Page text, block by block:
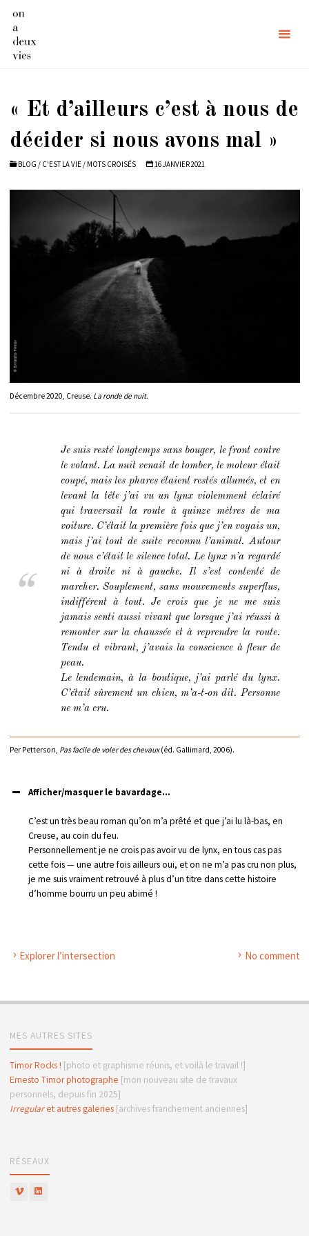
content
« Et d’ailleurs c’est à nous de
décider si nous avons mal »
BLOG / C'EST LA VIE / MOTS CROISÉS 16 JANVIER 2021
Décembre 2020, Creuse. La ronde de nuit.
Je suis resté longtemps sans bouger, le front contre
le volant. La nuit venait de tomber, le moteur était
coupé, mais les phares étaient restés allumés, et en
levant la tête j’ai vu un lynx vio­lemment éclairé
qui traversait la route à quinze mètres de ma
voiture. C’était la première fois que j’en voyais un,
mais j’ai tout de suite reconnu l’animal. Autour
de nous c’était le silence total. Le lynx n’a regardé
ni à droite ni à gauche. Il s’est contenté de
marcher. Souplement, sans mouvements superflus,
indifférent à tout. Je crois que je ne me suis
jamais senti aussi vivant que lorsque j’ai réussi à
remonter sur la chaussée et à reprendre la route.
Tendu et vibrant, j’avais la conscience à fleur de
peau.
Le lendemain, à la boutique, j’ai parlé du lynx.
C’était sûrement un chien, m’a-t-on dit. Personne
ne m’a cru.
Per Petterson, Pas facile de voler des chevaux(éd. Gallimard, 2006).
Afficher/masquer le bavardage...
C’est un très beau roman qu’on m’a prêté et que j’ai lu là-bas, en
Creuse, au coin du feu.
Personnellement je ne crois pas avoir vu de lynx, en tous cas pas
cette fois — une autre fois ailleurs oui, et on ne m’a pas cru non plus,
je me suis vraiment retrouvé à plus d’un titre dans cette histoire
d’homme bourru un peu abimé !
Explorer l’intersection No comment
MES AUTRES SITES
Timor Rocks ! [photo et graphisme réunis, et voilà le travail !]
Ernesto Timor photographe [mon nouveau site de travaux
personnels, depuis fin 2025]
Irregularet autres galeries[archives franchement anciennes]
RÉSEAUX